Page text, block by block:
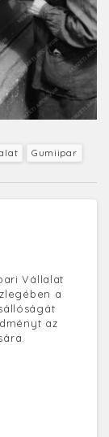
Gumiipar
Vállalat
a
az